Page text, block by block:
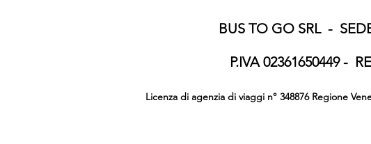
BUS TO GO SRL -
P.IVA 02361650449 -
Licenza di agenzia di viaggi n° 348876 Regione